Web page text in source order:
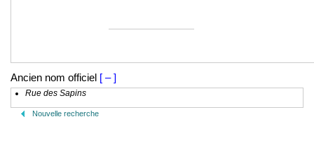
Ancien nom officiel [ – ]
Rue des Sapins
Nouvelle recherche